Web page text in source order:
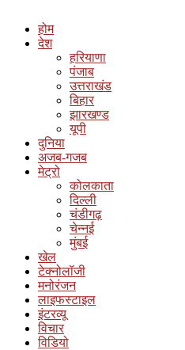
होम
देश
हरियाणा
पंजाब
उत्तराखंड
बिहार
झारखण्ड
यूपी
दुनिया
अजब-गजब
मेट्रो
कोलकाता
दिल्ली
चंडीगढ़
चेन्नई
मुंबई
खेल
टेक्नोलॉजी
मनोरंजन
लाइफस्टाइल
इंटरव्यू
विचार
विडियो